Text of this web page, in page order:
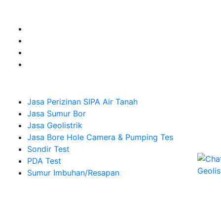
Jasa Perizinan SIPA Air Tanah
Jasa Sumur Bor
Jasa Geolistrik
Jasa Bore Hole Camera & Pumping Tes
Sondir Test
PDA Test
Sumur Imbuhan/Resapan